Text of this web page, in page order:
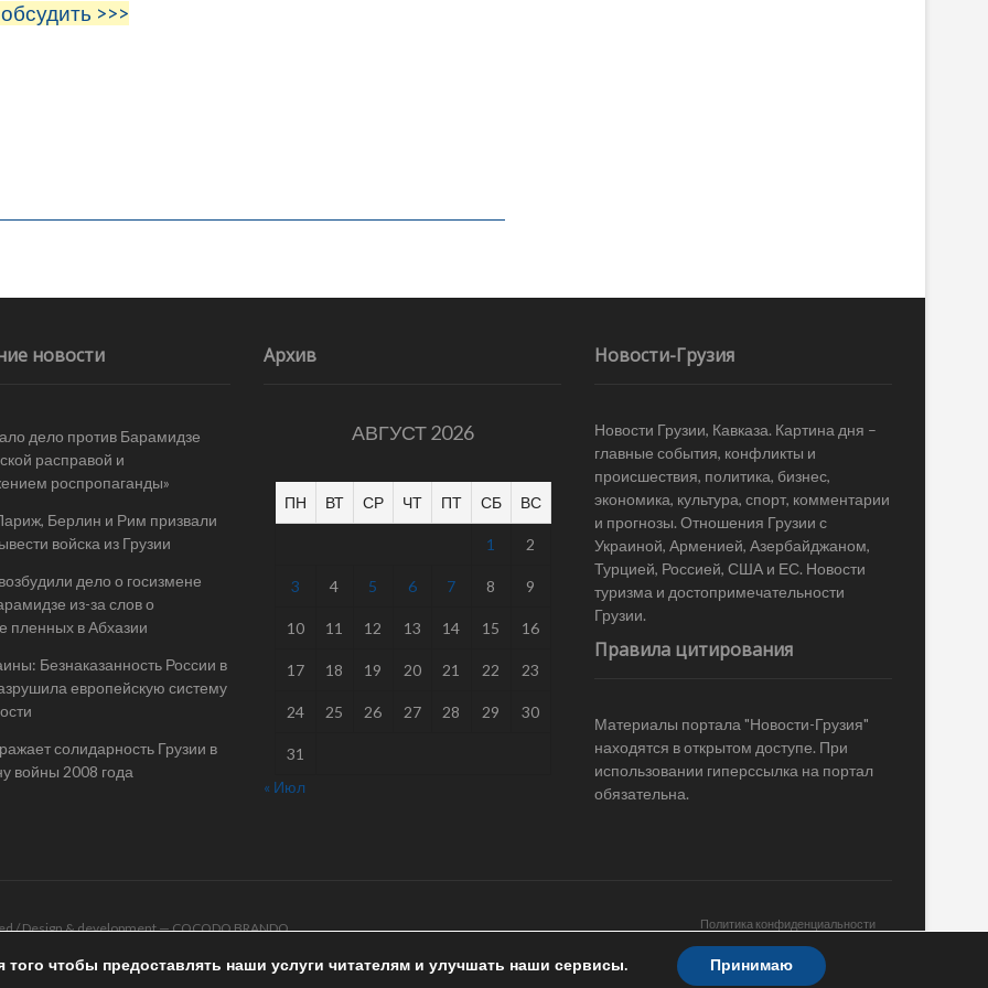
>>>
новости
дело против Барамидзе
расправой и
роспропаганды»
Берлин и Рим призвали
войска из Грузии
дело о госизмене
из-за слов о
пленных в Абхазии
Безнаказанность России в
европейскую систему
солидарность Грузии в
войны 2008 года
Архив
АВГУСТ 2026
ПН ВТ СР ЧТ ПТ СБ ВС
1 2
3 4 5 6 7 8 9
10 11 12 13 14 15 16
17 18 19 20 21 22 23
24 25 26 27 28 29 30
31
« Июл
Новости-Грузия
Новости Грузии, Кавказа. Картина дня –
главные события, конфликты и
происшествия, политика, бизнес,
экономика, культура, спорт, комментарии
и прогнозы. Отношения Грузии с
Украиной, Арменией, Азербайджаном,
Турцией, Россией, США и ЕС. Новости
туризма и достопримечательности
Грузии.
Правила цитирования
Материалы портала "Новости-Грузия"
находятся в открытом доступе. При
использовании гиперссылка на портал
обязательна.
Политика конфиденциальности
/ Design & development —COCODO BRANDO
чтобы предоставлять наши услуги читателям и улучшать наши сервисы. Принимаю